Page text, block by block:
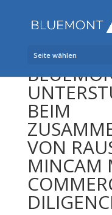
Seite wählen
BEIM
VON
MINCAM